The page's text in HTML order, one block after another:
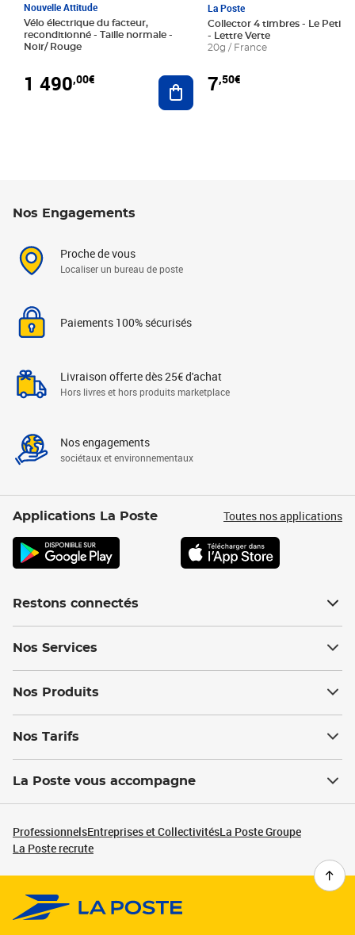
Nouvelle Attitude
Vélo électrique du facteur,
reconditionné - Taille normale -
Noir/ Rouge
1 490,00€ Ajouter au panier
La Poste
Collector 4 timbres - Le Petit
- Lettre Verte
20g / France
7,50€
Nos Engagements
Proche de vous
Localiser un bureau de poste
Paiements 100% sécurisés
Livraison offerte dès 25€ d'achat
Hors livres et hors produits marketplace
Nos engagements
sociétaux et environnementaux
Applications La Poste Toutes nos applications
Restons connectés
Nos Services
Nos Produits
Nos Tarifs
La Poste vous accompagne
ProfessionnelsEntreprises et CollectivitésLa Poste Groupe
La Poste recrute